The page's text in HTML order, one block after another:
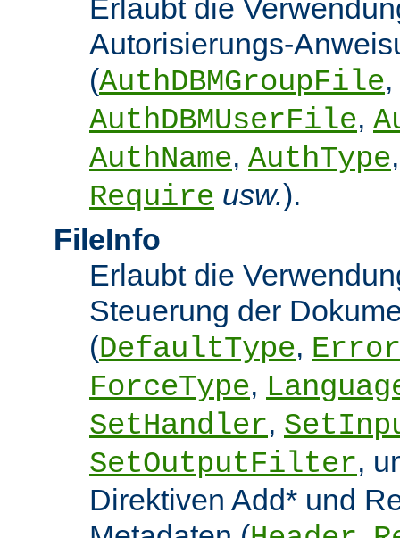
Erlaubt die
Autorisierungs-
(AuthDBMGroupFile,
AuthDBMUserFile,
AuthName, AuthType
Require usw.).
FileInfo
Erlaubt die
Steuerung der
(DefaultType,
ForceType,
SetHandler,
SetOutputFilter,
Direktiven Add* und